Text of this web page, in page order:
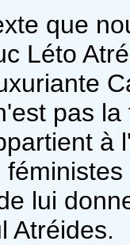
que
Léto
pas
à
lui
Atréides.